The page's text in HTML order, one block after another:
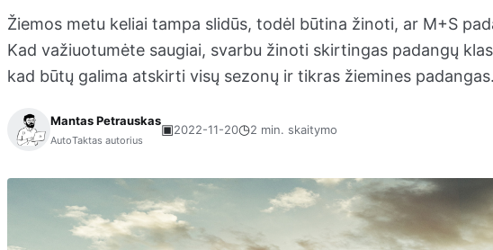
Žiemos metu keliai tampa slidūs, todėl būtina žinoti, ar M+S
Kad važiuotumėte saugiai, svarbu žinoti skirtingas padangų
kad būtų galima atskirti visų sezonų ir tikras žiemines padangas.
Mantas Petrauskas
AutoTaktas autorius
▣2022-11-20◷2 min. skaitymo